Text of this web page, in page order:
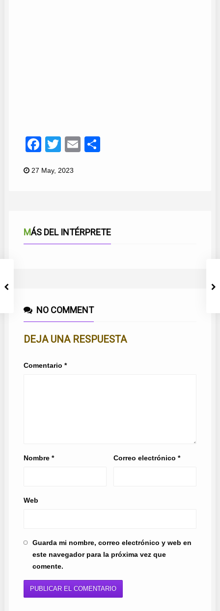
Facebook
TwitterEmail
27 May, 2023
MÁS DEL INTÉRPRETE
NO COMMENT
DEJA UNA RESPUESTA
Comentario *
Nombre * Correo electrónico*
Web
Guarda mi nombre, correo electrónico y web en
este navegador para la próxima vez que
comente.